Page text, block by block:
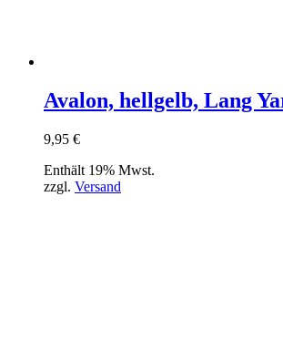
Avalon, hellgelb, Lang
9,95 €
Enthält 19% Mwst.
zzgl. Versand